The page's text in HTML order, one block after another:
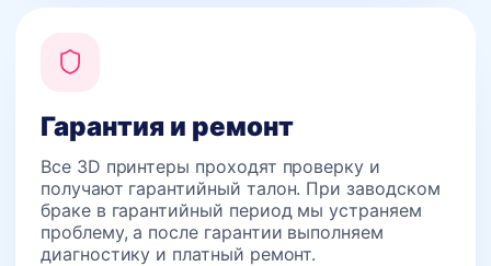
Гарантия и ремонт
Все 3D принтеры проходят проверку и
получают гарантийный талон. При заводском
браке в гарантийный период мы устраняем
проблему, а после гарантии выполняем
диагностику и платный ремонт.